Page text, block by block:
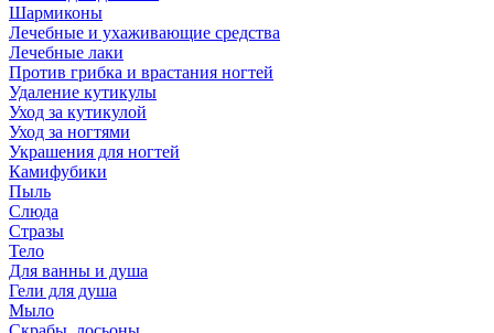
Шармиконы
Лечебные и ухаживающие средства
Лечебные лаки
Против грибка и врастания ногтей
Удаление кутикулы
Уход за кутикулой
Уход за ногтями
Украшения для ногтей
Камифубики
Пыль
Слюда
Стразы
Тело
Для ванны и душа
Гели для душа
Мыло